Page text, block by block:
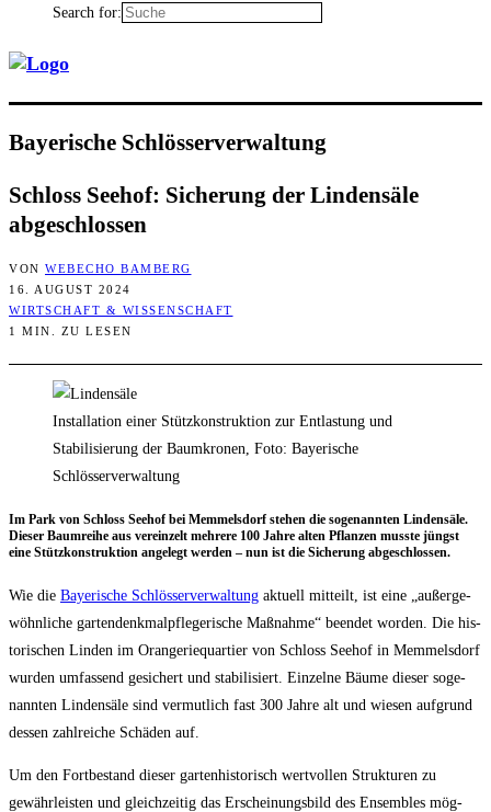
Search for:
Baye­ri­sche Schlösserverwaltung
Schloss See­hof: Siche­rung der Lin­den­sä­le
abgeschlossen
VON WEBECHO BAMBERG
16. AUGUST 2024
WIRTSCHAFT & WISSENSCHAFT
1 MIN. ZU LESEN
Installation einer Stützkonstruktion zur Entlastung und
Stabilisierung der Baumkronen, Foto: Bayerische
Schlösserverwaltung
Im Park von Schloss See­hof bei Mem­mels­dorf ste­hen die soge­nann­ten Lin­den­sä­le.
Die­ser Baum­rei­he aus ver­ein­zelt meh­re­re 100 Jah­re alten Pflan­zen muss­te jüngst
eine Stütz­kon­struk­ti­on ange­legt wer­den – nun ist die Siche­rung abgeschlossen.
Wie die Baye­ri­sche Schlös­ser­ver­wal­tung aktu­ell mit­teilt, ist eine „außer­ge­
wöhn­li­che gar­ten­denk­mal­pfle­ge­ri­sche Maß­nah­me“ been­det wor­den. Die his­
to­ri­schen Lin­den im Oran­ge­rie­quar­tier von Schloss See­hof in Mem­mels­dorf
wur­den umfas­send gesi­chert und sta­bi­li­siert. Ein­zel­ne Bäu­me die­ser soge­
nann­ten Lin­den­sä­le sind ver­mut­lich fast 300 Jah­re alt und wie­sen auf­grund
des­sen zahl­rei­che Schä­den auf.
Um den Fort­be­stand die­ser gar­ten­his­to­risch wert­vol­len Struk­tu­ren zu
gewähr­leis­ten und gleich­zei­tig das Erschei­nungs­bild des Ensem­bles mög­